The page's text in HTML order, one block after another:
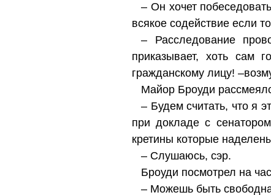
– Он хочет
всякое содействие если
– Расследование
приказывает, хоть сам
гражданскому лицу!
Майор Броуди
– Будем считать, что я
при докладе с
кретины которые
– Слушаюсь, сэр.
Броуди посмотрел на
– Можешь быть